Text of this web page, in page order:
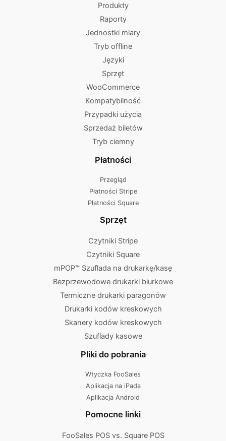
Produkty
Raporty
Jednostki miary
Tryb offline
Języki
Sprzęt
WooCommerce
Kompatybilność
Przypadki użycia
Sprzedaż biletów
Tryb ciemny
Płatności
Przegląd
Płatności Stripe
Płatności Square
Sprzęt
Czytniki Stripe
Czytniki Square
mPOP™ Szuflada na drukarkę/kasę
Bezprzewodowe drukarki biurkowe
Termiczne drukarki paragonów
Drukarki kodów kreskowych
Skanery kodów kreskowych
Szuflady kasowe
Pliki do pobrania
Wtyczka FooSales
Aplikacja na iPada
Aplikacja Android
Pomocne linki
FooSales POS vs. Square POS